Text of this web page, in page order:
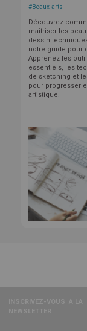
#Beaux-arts
Découvrez
maîtriser les
dessin
notre guide pour
Apprenez les
essentiels, les
de sketching et
pour progresser
artistique.